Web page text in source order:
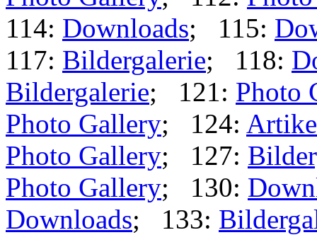
114: Downloads; 115:
117: Bildergalerie; 118:
Bildergalerie; 121: Photo
Photo Gallery; 124:
Photo Gallery; 127:
Photo Gallery; 130:
Downloads; 133: